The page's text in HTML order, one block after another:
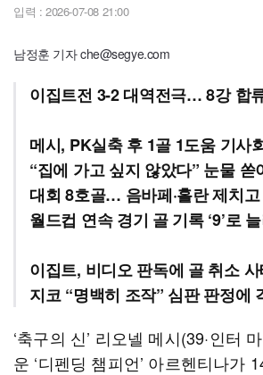
입력 : 2026-07-08 21:00
남정훈 기자 che@segye.com
이집트전 3-2 대역전극… 8강 합
메시, PK실축 후 1골 1도움 기사
“집에 가고 싶지 않았다” 눈물 쏟
대회 8호골… 음바페·홀란 제치
월드컵 연속 경기 골 기록 ‘9’로
이집트, 비디오 판독에 골 취소 사
지코 “명백히 조작” 심판 판정에
‘축구의 신’ 리오넬 메시(39·인터
운 ‘디펜딩 챔피언’ 아르헨티나가